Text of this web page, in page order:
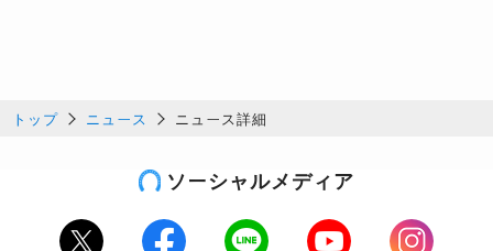
トップ ニュース ニュース詳細
ソーシャルメディア